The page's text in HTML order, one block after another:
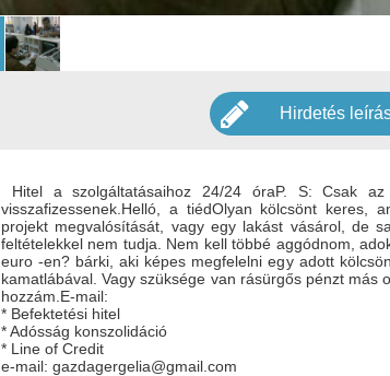
Hirdetés
Hitel a szolgáltatásaihoz 24/24 óraP. S: Csak
visszafizessenek.Helló, a tiédOlyan kölcsönt keres,
projekt megvalósítását, vagy egy lakást vásárol, de
feltételekkel nem tudja. Nem kell többé aggódnom,
euro -en? bárki, aki képes megfelelni egy adott
kamatlábával. Vagy szüksége van rásürgős pénzt más
hozzám.E-mail:
* Befektetési hitel
* Adósság konszolidáció
* Line of Credit
e-mail: gazdagergelia@gmail.com